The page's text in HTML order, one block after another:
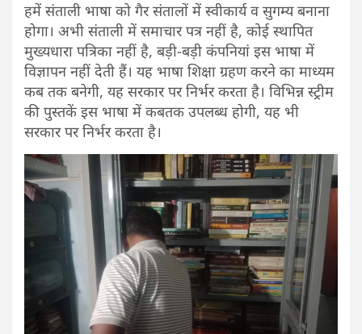
हमें संताली भाषा को गैर संतालों में स्वीकार्य व सुगम्य बनाना
होगा। अभी संताली में समाचार पत्र नहीं है, कोई स्थापित
मुख्यधारा पत्रिका नहीं है, बड़ी-बड़ी कंपनियां इस भाषा में
विज्ञापन नहीं देती हैं। यह भाषा शिक्षा ग्रहण करने का माध्यम
कब तक बनेगी, यह सरकार पर निर्भर करता है। विभिन्न स्ट्रीम
की पुस्तकें इस भाषा में कबतक उपलब्ध होगी, यह भी
सरकार पर निर्भर करता है।